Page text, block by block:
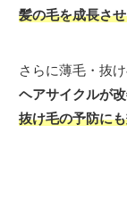
髪の毛を成長さ
さらに薄毛・抜
ヘアサイクルが
抜け毛の予防に